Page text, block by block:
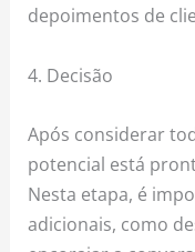
depoimentos de
4. Decisão
Após considerar
potencial está
Nesta etapa, é
adicionais, como